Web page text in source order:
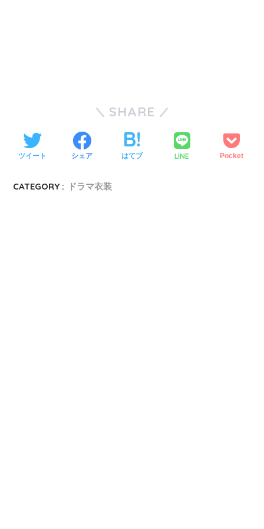
SHARE
ツイート シェア はてブ LINE Pocket
CATEGORY : ドラマ衣装